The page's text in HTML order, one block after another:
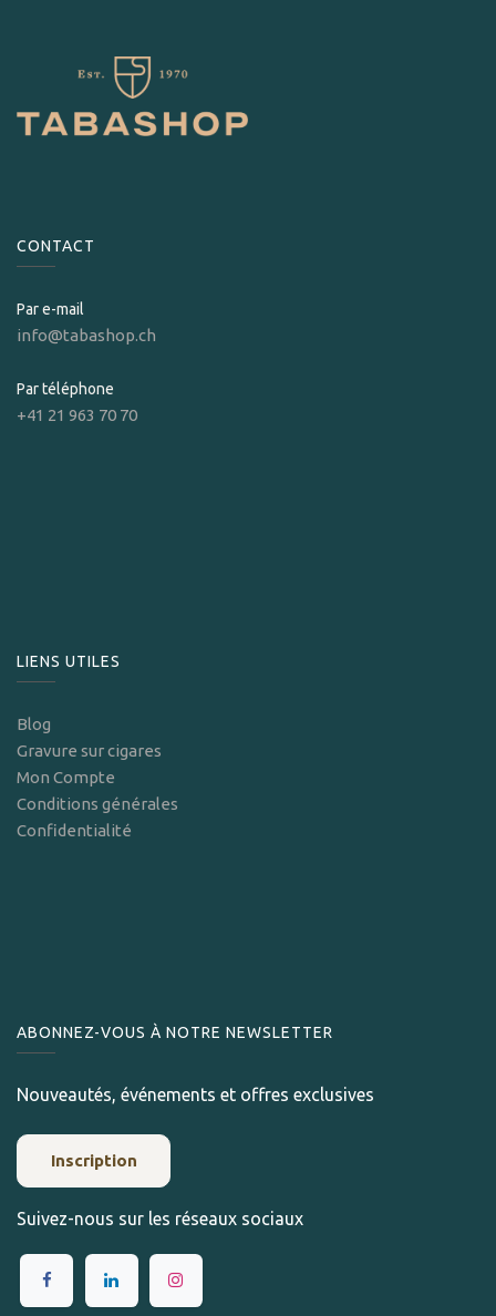
CONTACT
Par e-mail
info@tabashop.ch
Par téléphone
+41 21 963 70 70
LIENS UTILES
Blog
Gravure sur cigares
Mon Compte
Conditions générales
Confidentialité
ABONNEZ-VOUS À NOTRE NEWSLETTER
Nouveautés, événements et offres exclusives
Inscription
Suivez-nous sur les réseaux sociaux